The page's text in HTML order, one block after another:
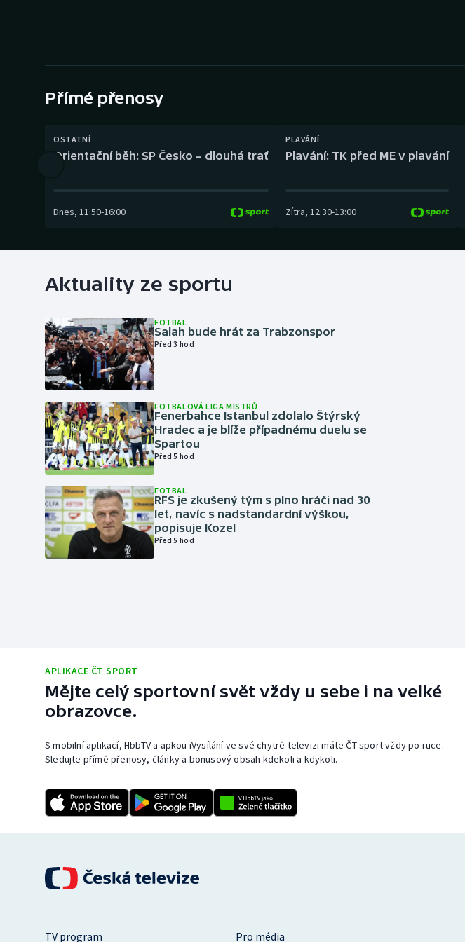
Přímé přenosy
OSTATNÍ
Orientační běh: SP Česko – dlouhá trať
Dnes, 11:50-16:00
PLAVÁNÍ
Plavání: TK před ME v plavání
Zítra, 12:30-13:00
Aktuality ze sportu
FOTBAL
Salah bude hrát za Trabzonspor
Před 3 hod
FOTBALOVÁ LIGA MISTRŮ
Fenerbahce Istanbul zdolalo Štýrský
Hradec a je blíže případnému duelu se
Spartou
Před 5 hod
FOTBAL
RFS je zkušený tým s plno hráči nad 30
let, navíc s nadstandardní výškou,
popisuje Kozel
Před 5 hod
APLIKACE ČT SPORT
Mějte celý sportovní svět vždy u sebe i na velké
obrazovce.
S mobilní aplikací, HbbTV a apkou iVysílání ve své chytré televizi máte ČT sport vždy po ruce.
Sledujte přímé přenosy, články a bonusový obsah kdekoli a kdykoli.
TV program Pro média